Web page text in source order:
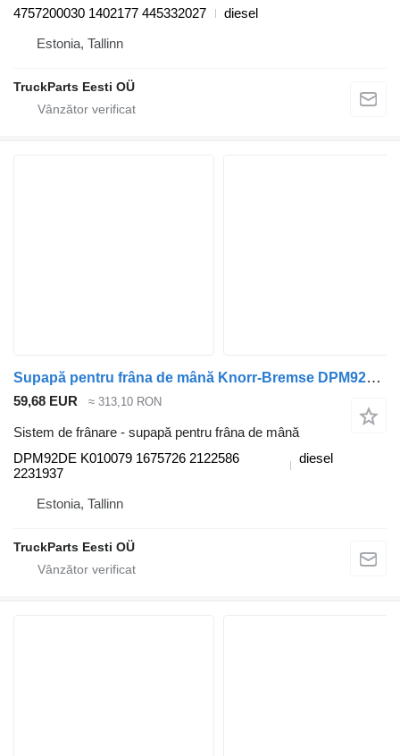
4757200030 1402177 445332027
diesel
Estonia, Tallinn
TruckParts Eesti OÜ
Supapă pentru frâna de mână Knorr-Bremse DPM92DE K010079 pentru cap tractor DAF LF45, LF55, LF180, CF65, CF75, CF85 (2001-)
59,68 EUR ≈ 313,10 RON
Sistem de frânare - supapă pentru frâna de mână
DPM92DE K010079 1675726 2122586
2231937
diesel
Estonia, Tallinn
TruckParts Eesti OÜ